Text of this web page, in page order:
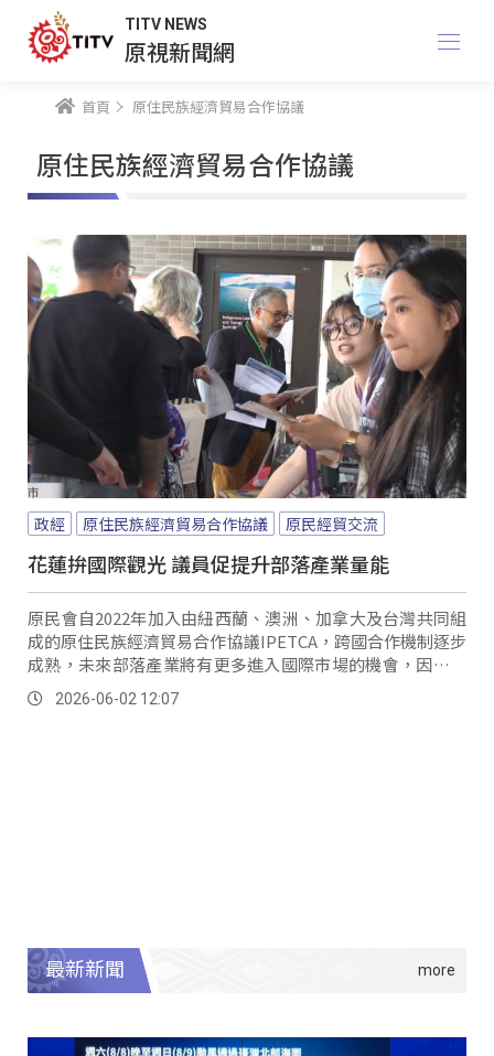
TITV NEWS
原視新聞網
首頁 原住民族經濟貿易合作協議
原住民族經濟貿易合作協議
政經 原住民族經濟貿易合作協議 原民經貿交流
花蓮拚國際觀光 議員促提升部落產業量能
原民會自2022年加入由紐西蘭、澳洲、加拿大及台灣共同組
成的原住民族經濟貿易合作協議IPETCA，跨國合作機制逐步
成熟，未來部落產業將有更多進入國際市場的機會，因此花
蓮縣議員李正文，呼籲花蓮縣府應及早培養產業量能與研發
能力。2026-06-02 12:07
最新新聞